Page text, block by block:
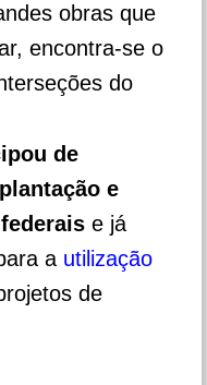
obras que
encontra-se o
do
de
e
e já
a utilização
de